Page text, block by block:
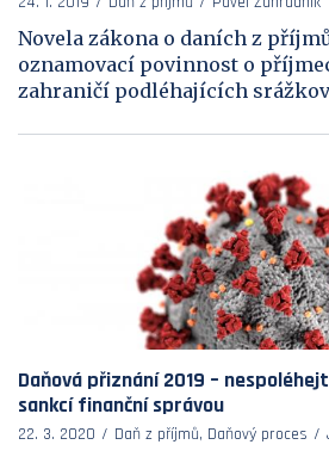
Novela zákona o daních z
oznamovací povinnost o
zahraničí podléhajících
Daňová přiznání 2019 –
sankcí finanční správou
22. 3. 2020 Daň z příjmů, Daňový proces